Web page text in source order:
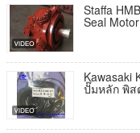
Staffa
Seal
ปั๊มหลัก พิส